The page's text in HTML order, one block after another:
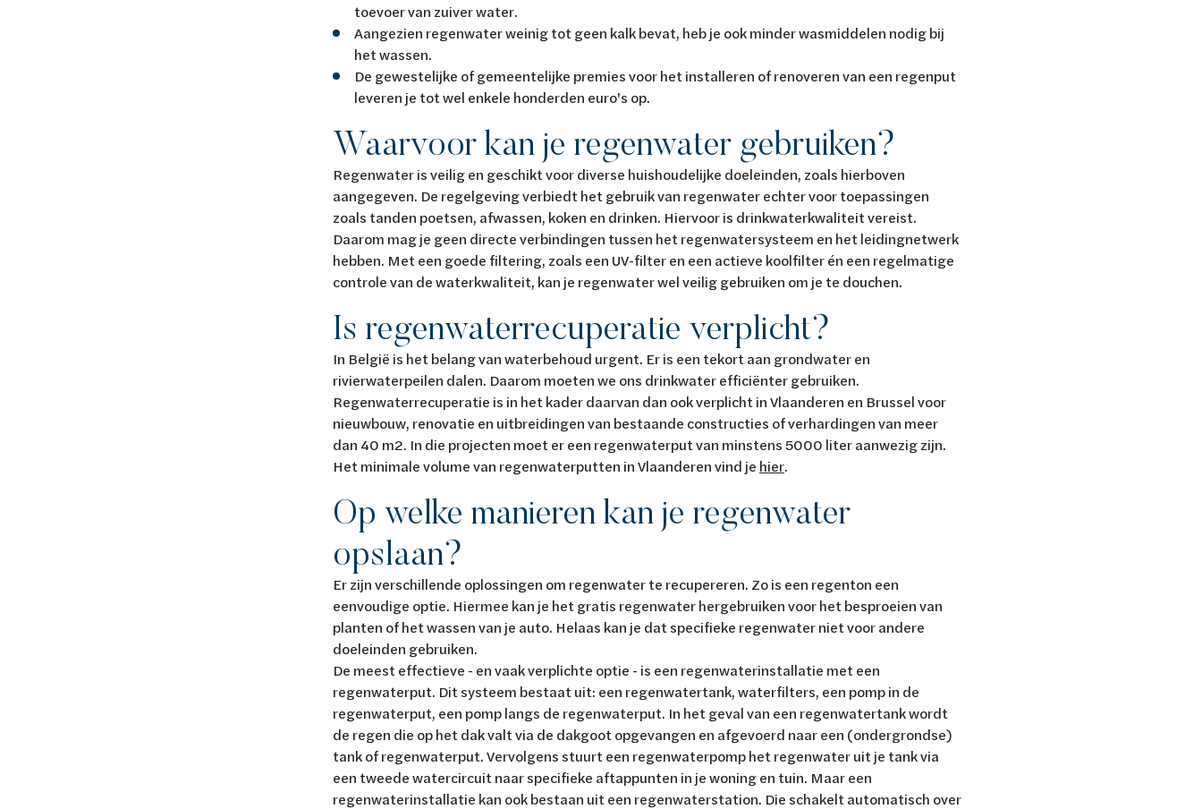
toevoer van zuiver water.
Aangezien regenwater weinig tot geen kalk bevat, heb je ook minder wasmiddelen nodig bij
het wassen.
De gewestelijke of gemeentelijke premies voor het installeren of renoveren van een regenput
leveren je tot wel enkele honderden euro's op.
Waarvoor kan je regenwater gebruiken?
Regenwater is veilig en geschikt voor diverse huishoudelijke doeleinden, zoals hierboven
aangegeven. De regelgeving verbiedt het gebruik van regenwater echter voor toepassingen
zoals tanden poetsen, afwassen, koken en drinken. Hiervoor is drinkwaterkwaliteit vereist.
Daarom mag je geen directe verbindingen tussen het regenwatersysteem en het leidingnetwerk
hebben. Met een goede filtering, zoals een UV-filter en een actieve koolfilter én een regelmatige
controle van de waterkwaliteit, kan je regenwater wel veilig gebruiken om je te douchen.
Is regenwaterrecuperatie verplicht?
In België is het belang van waterbehoud urgent. Er is een tekort aan grondwater en
rivierwaterpeilen dalen. Daarom moeten we ons drinkwater efficiënter gebruiken.
Regenwaterrecuperatie is in het kader daarvan dan ook verplicht in Vlaanderen en Brussel voor
nieuwbouw, renovatie en uitbreidingen van bestaande constructies of verhardingen van meer
dan 40 m2. In die projecten moet er een regenwaterput van minstens 5000 liter aanwezig zijn.
Het minimale volume van regenwaterputten in Vlaanderen vind je hier.
Op welke manieren kan je regenwater
opslaan?
Er zijn verschillende oplossingen om regenwater te recupereren. Zo is een regenton een
eenvoudige optie. Hiermee kan je het gratis regenwater hergebruiken voor het besproeien van
planten of het wassen van je auto. Helaas kan je dat specifieke regenwater niet voor andere
doeleinden gebruiken.
De meest effectieve - en vaak verplichte optie - is een regenwaterinstallatie met een
regenwaterput. Dit systeem bestaat uit: een regenwatertank, waterfilters, een pomp in de
regenwaterput, een pomp langs de regenwaterput. In het geval van een regenwatertank wordt
de regen die op het dak valt via de dakgoot opgevangen en afgevoerd naar een (ondergrondse)
tank of regenwaterput. Vervolgens stuurt een regenwaterpomp het regenwater uit je tank via
een tweede watercircuit naar specifieke aftappunten in je woning en tuin. Maar een
regenwaterinstallatie kan ook bestaan uit een regenwaterstation. Die schakelt automatisch over